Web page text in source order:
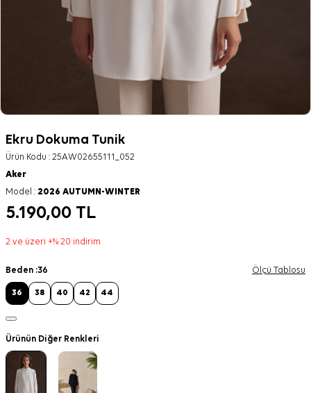
Ekru Dokuma Tunik
Ürün Kodu : 25AW02655111_052
Aker
Model : 2026 AUTUMN-WINTER
5.190,00 TL
2 ve üzeri +% 20 indirim
Beden :36 Ölçü Tablosu
36 38 40 42 44
Ürünün Diğer Renkleri